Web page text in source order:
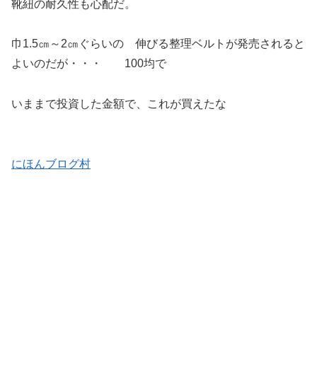
靴紐の耐久性も心配だ。
巾1.5㎝～2㎝ぐらいの 伸びる整理ベルトが発売されると
よいのだが・・・ 100均で
いままで投資した金額で、これが買えたな
にほんブログ村